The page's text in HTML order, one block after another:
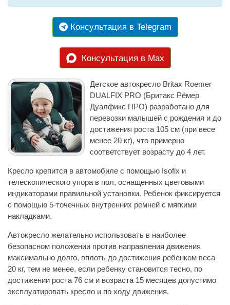
Консультация в Telegram
Консультация в Max
Детское автокресло Britax Roemer
DUALFIX PRO (Бритакс Рёмер
Дуалфикс ПРО) разработано для
перевозки малышей с рождения и до
достижения роста 105 см (при весе
менее 20 кг), что примерно
соответствует возрасту до 4 лет.
Кресло крепится в автомобиле с помощью Isofix и
телескопического упора в пол, оснащенных цветовыми
индикаторами правильной установки. Ребенок фиксируется
с помощью 5-точечных внутренних ремней с мягкими
накладками.
Автокресло желательно использовать в наиболее
безопасном положении против направления движения
максимально долго, вплоть до достижения ребенком веса
20 кг, тем не менее, если ребенку становится тесно, по
достижении роста 76 см и возраста 15 месяцев допустимо
эксплуатировать кресло и по ходу движения.